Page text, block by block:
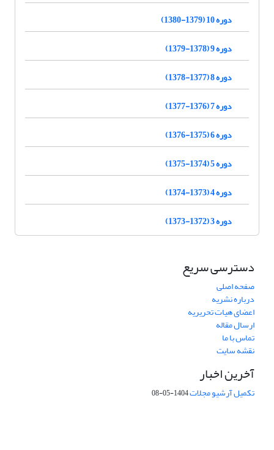
دوره 10 (1379-1380)
دوره 9 (1378-1379)
دوره 8 (1377-1378)
دوره 7 (1376-1377)
دوره 6 (1375-1376)
دوره 5 (1374-1375)
دوره 4 (1373-1374)
دوره 3 (1372-1373)
دسترسی سریع
صفحه اصلی
درباره نشریه
اعضای هیات تحریریه
ارسال مقاله
تماس با ما
نقشه سایت
آخرین اخبار
تکمیل آرشیو مجلات1404-05-08